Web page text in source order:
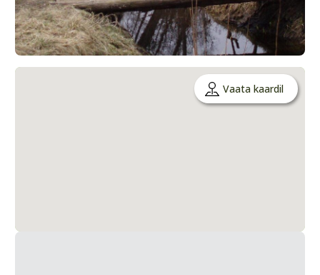
Vaata kaardil